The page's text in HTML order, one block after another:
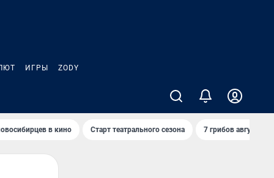
ИГРЫ ZODY
в кино Старт театрального сезона 7 грибов августа